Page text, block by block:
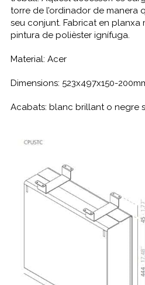
torre de l’ordinador de manera
seu conjunt. Fabricat en planxa
pintura de polièster ignífuga.
Material: Acer
Dimensions: 523x497x150-
Acabats: blanc brillant o negre